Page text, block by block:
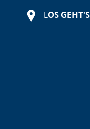
LOS GEHT'S